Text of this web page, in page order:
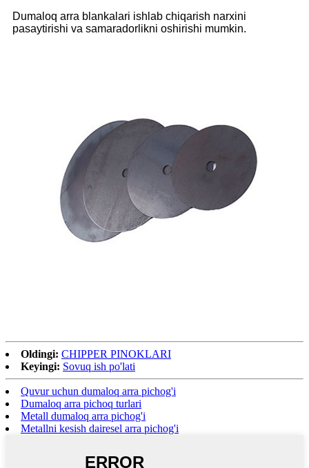
Dumaloq arra blankalari ishlab chiqarish narxini
pasaytirishi va samaradorlikni oshirishi mumkin.
Oldingi: CHIPPER PINOKLARI
Keyingi: Sovuq ish po'lati
Quvur uchun dumaloq arra pichog'i
Dumaloq arra pichoq turlari
Metall dumaloq arra pichog'i
Metallni kesish dairesel arra pichog'i